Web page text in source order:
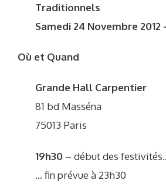
Traditionnels
Samedi 24 Novembre 2012
Où et Quand
Grande Hall Carpentier
81 bd Masséna
75013 Paris
19h30 – début des
… fin prévue à 23h30